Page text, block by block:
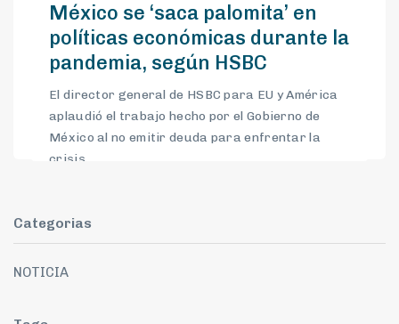
México se ‘saca palomita’ en
políticas económicas durante la
pandemia, según HSBC
El director general de HSBC para EU y América
aplaudió el trabajo hecho por el Gobierno de
México al no emitir deuda para enfrentar la
crisis.
Categorias
NOTICIA